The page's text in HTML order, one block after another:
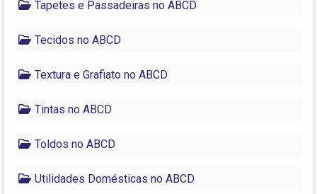
Tapetes e Passadeiras no ABCD
Tecidos no ABCD
Textura e Grafiato no ABCD
Tintas no ABCD
Toldos no ABCD
Utilidades Domésticas no ABCD